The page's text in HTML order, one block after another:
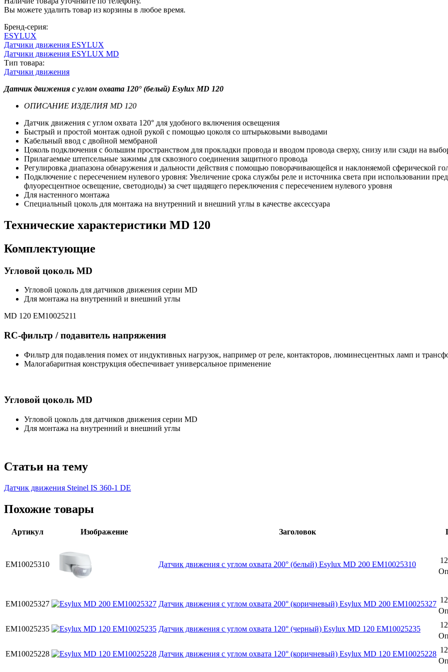
Вы можете удалить товар из корзины в любое время.
Бренд-серия:
ESYLUX
Датчики движения ESYLUX
Датчики движения ESYLUX MD
Тип товара:
Датчики движения
Датчик движения с углом охвата 120° (белый) Esylux MD 120
ОПИСАНИЕ ИЗДЕЛИЯ MD 120
Датчик движения с углом охвата 120° для удобного включения освещения
Быстрый и простой монтаж одной рукой с помощью цоколя со штырьковыми выводами
Кабельный ввод с двойной мембраной
Цоколь подключения с большим пространством для прокладки провода и вводом провода сверху, снизу или сзади на
Прилагаемые штепсельные зажимы для сквозного соединения защитного провода
Регулировка диапазона обнаружения и дальности действия с помощью поворачивающейся и наклоняемой сферической
Подключение с пересечением нулевого уровня: Увеличение срока службы реле и источника света при использовании
флуоресцентное освещение, светодиоды) за счет щадящего переключения с пересечением нулевого уровня
Для настенного монтажа
Специальный цоколь для монтажа на внутренний и внешний углы в качестве аксессуара
Технические характеристики MD 120
Комплектующие
Угловой цоколь MD
Угловой цоколь для датчиков движения серии MD
Для монтажа на внутренний и внешний углы
MD 120 EM10025211
RC-фильтр / подавитель напряжения
Фильтр для подавления помех от индуктивных нагрузок, например от реле, контакторов, люминесцентных ламп и
Малогабаритная конструкция обеспечивает универсальное применение
Угловой цоколь MD
Угловой цоколь для датчиков движения серии MD
Для монтажа на внутренний и внешний углы
Статьи на тему
Датчик движения Steinel IS 360-1 DE
Похожие товары
Артикул Изображение Заголовок
EM10025310 Датчик движения с углом охвата 200° (белый) Esylux MD 200 EM10025310
EM10025327 Датчик движения с углом охвата 200° (коричневый) Esylux MD 200 EM10025327
EM10025235 Датчик движения с углом охвата 120° (черный) Esylux MD 120 EM10025235
EM10025228 Датчик движения с углом охвата 120° (коричневый) Esylux MD 120 EM10025228